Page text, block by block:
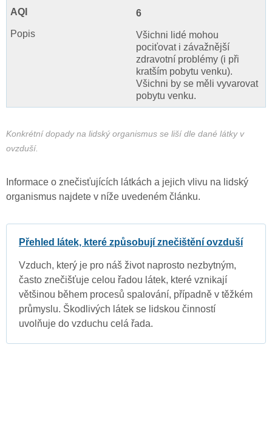
6
Všichni lidé mohou
pociťovat i závažnější
zdravotní problémy (i při
kratším pobytu venku).
Všichni by se měli vyvarovat
pobytu venku.
Konkrétní dopady na lidský organismus se liší dle dané látky v
ovzduší.
Informace o znečisťujících látkách a jejich vlivu na lidský
organismus najdete v níže uvedeném článku.
Přehled látek, které způsobují znečištění ovzduší
Vzduch, který je pro náš život naprosto nezbytným,
často znečišťuje celou řadou látek, které vznikají
většinou během procesů spalování, případně v těžkém
průmyslu. Škodlivých látek se lidskou činností
uvolňuje do vzduchu celá řada.